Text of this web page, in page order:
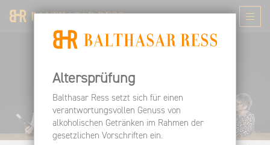
Altersprüfung
Balthasar Ress setzt sich für einen
verantwortungsvollen Genuss von
alkoholischen Getränken im Rahmen der
gesetzlichen Vorschriften ein.